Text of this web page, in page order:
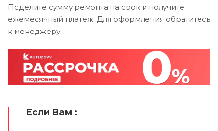
Поделите сумму ремонта на срок и получите
ежемесячный платеж. Для оформления обратитесь
к менеджеру.
Если Вам :